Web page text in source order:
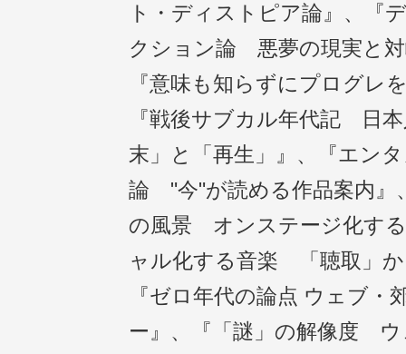
ト・ディストピア論』、『
クション論 悪夢の現実と
『意味も知らずにプログレ
『戦後サブカル年代記 日
末」と「再生」』、『エン
論 "今"が読める作品案内』
の風景 オンステージ化す
ャル化する音楽 「聴取」
『ゼロ年代の論点 ウェブ・
ー』、『「謎」の解像度 ウ